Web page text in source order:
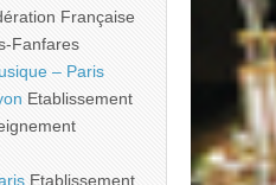
Française
Fanfares
– Paris
Etablissement
Etablissement